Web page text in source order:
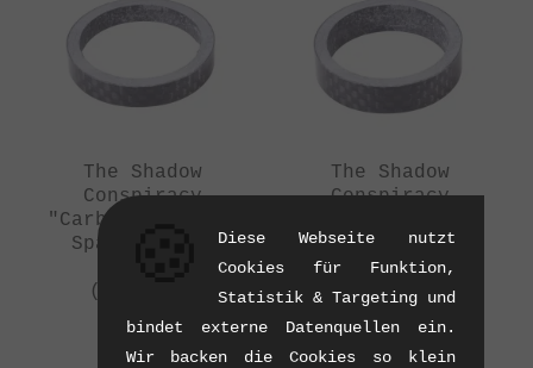
The Shadow
Conspiracy
"Carbon" Headset
Spacer - 5mm
(11/2015)
0.01 kg
The Shadow
Conspiracy
Spacer - 8mm
(Höhe)
(11/2015)
0.01 kg
Diese Webseite nutzt
Cookies für Funktion,
Statistik & Targeting und
bindet externe Datenquellen ein.
Wir backen die Cookies so klein